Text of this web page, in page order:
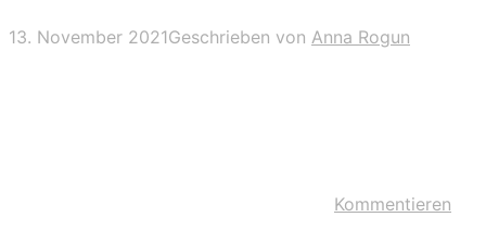
13. November 2021Geschrieben von Anna Rogun
Kommentieren